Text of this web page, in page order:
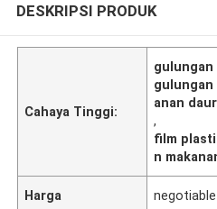
DESKRIPSI PRODUK
Cahaya Tinggi:
gulungan
anan
,
film
n
Harga negotiable